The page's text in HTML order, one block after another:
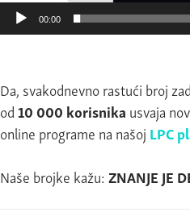
00:00
Da, svakodnevno rastući broj
od 10 000 korisnika usvaja
online programe na našoj LPC
Naše brojke kažu: ZNANJE JE